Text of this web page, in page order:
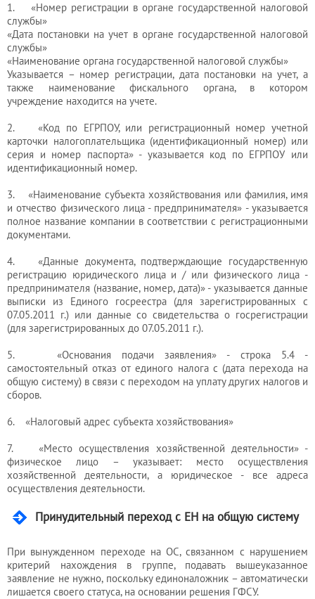
1. «Номер регистрации в органе государственной налоговой
службы»
«Дата постановки на учет в органе государственной налоговой
службы»
«Наименование органа государственной налоговой службы»
Указывается – номер регистрации, дата постановки на учет, а
также наименование фискального органа, в котором
учреждение находится на учете.
2. «Код по ЕГРПОУ, или регистрационный номер учетной
карточки налогоплательщика (идентификационный номер) или
серия и номер паспорта» - указывается код по ЕГРПОУ или
идентификационный номер.
3. «Наименование субъекта хозяйствования или фамилия, имя
и отчество физического лица - предпринимателя» - указывается
полное название компании в соответствии с регистрационными
документами.
4. «Данные документа, подтверждающие государственную
регистрацию юридического лица и / или физического лица -
предпринимателя (название, номер, дата)» - указывается данные
выписки из Единого госреестра (для зарегистрированных с
07.05.2011 г.) или данные со свидетельства о госрегистрации
(для зарегистрированных до 07.05.2011 г.).
5. «Основания подачи заявления» - строка 5.4 -
самостоятельный отказ от единого налога с (дата перехода на
общую систему) в связи с переходом на уплату других налогов и
сборов.
6. «Налоговый адрес субъекта хозяйствования»
7. «Место осуществления хозяйственной деятельности» -
физическое лицо – указывает: место осуществления
хозяйственной деятельности, а юридическое - все адреса
осуществления деятельности.
Принудительный переход с ЕН на общую систему
При вынужденном переходе на ОС, связанном с нарушением
критерий нахождения в группе, подавать вышеуказанное
заявление не нужно, поскольку единоналожник – автоматически
лишается своего статуса, на основании решения ГФСУ.